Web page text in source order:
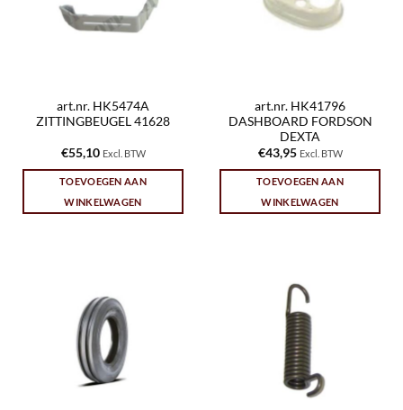
art.nr. HK5474A
ZITTINGBEUGEL 41628
€55,10 Excl. BTW
TOEVOEGEN AAN
WINKELWAGEN
art.nr. HK41796
DASHBOARD FORDSON
DEXTA
€43,95 Excl. BTW
TOEVOEGEN AAN
WINKELWAGEN